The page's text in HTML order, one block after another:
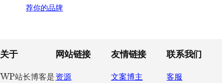
荐你的品牌
Footer
关于
WP站长博客是
网站链接
资源
友情链接
文案博主
联系我们
客服